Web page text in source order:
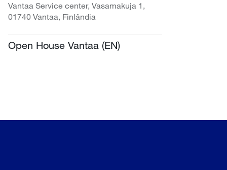
Vantaa Service center, Vasamakuja 1,
01740 Vantaa, Finlândia
Open House Vantaa (EN)